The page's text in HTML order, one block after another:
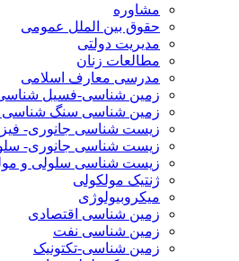
مشاوره
حقوق بین الملل عمومی
مدیریت دولتی
مطالعات زنان
مدرسی معارف اسلامی
زمین شناسی-فسیل
زمین شناسی سنگ شناسی
زیست شناسی جانوری-
زیست شناسی جانوری-
زیست شناسی سلولی و
ژنتیک مولکولی
میکروبیولوژی
زمین شناسی اقتصادی
زمین شناسی نفت
زمین شناسی-تکتونیک